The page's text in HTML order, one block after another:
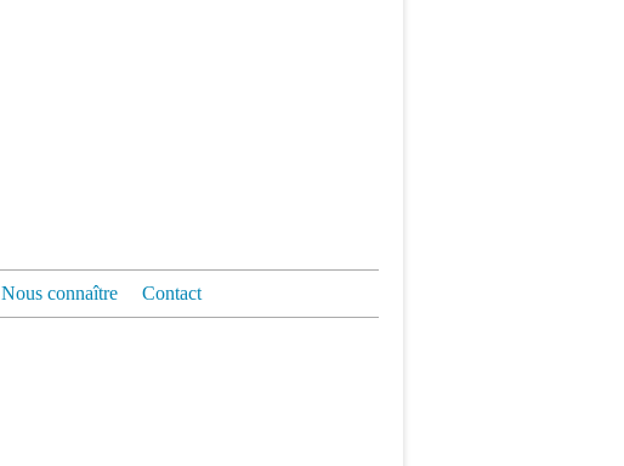
Nous connaître Contact